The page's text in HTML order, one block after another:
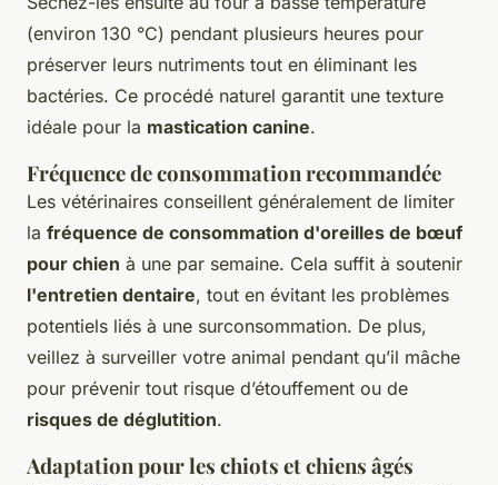
(environ 130 °C) pendant plusieurs heures pour
préserver leurs nutriments tout en éliminant les
bactéries. Ce procédé naturel garantit une texture
idéale pour la mastication canine.
Fréquence de consommation recommandée
Les vétérinaires conseillent généralement de limiter
la fréquence de consommation d'oreilles de bœuf
pour chien à une par semaine. Cela suffit à soutenir
l'entretien dentaire, tout en évitant les problèmes
potentiels liés à une surconsommation. De plus,
veillez à surveiller votre animal pendant qu’il mâche
pour prévenir tout risque d’étouffement ou de
risques de déglutition.
Adaptation pour les chiots et chiens âgés